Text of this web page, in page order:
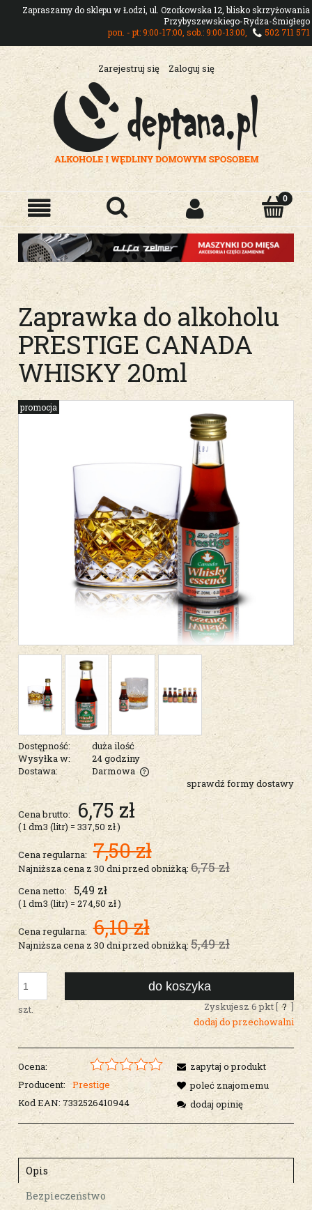
Zapraszamy do sklepu w Łodzi, ul. Ozorkowska 12, blisko skrzyżowania
Przybyszewskiego-Rydza-Śmigłego
pon. - pt: 9:00-17:00, sob.: 9:00-13:00,
502 711 571
Zarejestruj się Zaloguj się
Zaprawka do alkoholu
PRESTIGE CANADA
WHISKY 20ml
promocja
Dostępność:
duża ilość
Wysyłka w:
24 godziny
Dostawa:
Darmowa
Cena nie zawiera ewentualnych kosztów płatności
sprawdź formy dostawy
Cena brutto: 6,75 zł
( 1dm3 (litr) = 337,50 zł)
Cena regularna: 7,50 zł
Najniższa cena z 30 dni przed obniżką: 6,75 zł
Cena netto: 5,49 zł
( 1dm3 (litr) = 274,50 zł)
Cena regularna: 6,10 zł
Najniższa cena z 30 dni przed obniżką: 5,49 zł
szt.
do koszyka
Zyskujesz 6pkt [ ? ]
dodaj do przechowalni
Ocena:
Producent:
Prestige
Kod EAN: 7332526410944
zapytaj o produkt
poleć znajomemu
dodaj opinię
Opis
Bezpieczeństwo